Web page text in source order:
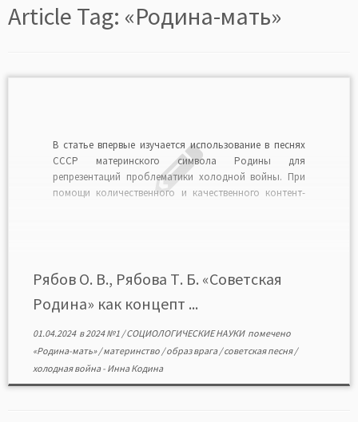
Article Tag: «Родина-мать»
В статье впервые изучается использование в песнях
СССР материнского символа Родины для
репрезентаций проблематики холодной войны. При
помощи количественного и качественного контент-
холодной войны». В этом […]
Рябов О. В., Рябова Т. Б. «Советская
Родина» как концепт ...
01.04.2024в2024 №1 /СОЦИОЛОГИЧЕСКИЕ НАУКИ помечено
«Родина-мать»/материнство /образ врага/советская песня/
холодная война- Инна Кодина